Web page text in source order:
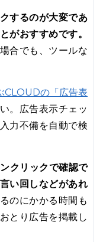
するのが大変であ
がおすすめです。
合でも、ツールな
CLOUDの「広告表
。広告表示チェッ
力不備を自動で検
クリックで確認で
い回しなどがあれ
のにかかる時間も
とり広告を掲載し